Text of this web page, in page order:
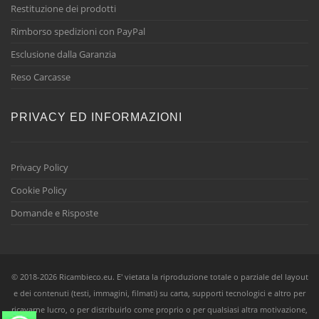
Restituzione dei prodotti
Rimborso spedizioni con PayPal
Esclusione dalla Garanzia
Reso Carcasse
PRIVACY ED INFORMAZIONI
Privacy Policy
Cookie Policy
Domande e Risposte
© 2018-2026 Ricambieco.eu. E' vietata la riproduzione totale o parziale del layout
e dei contenuti (testi, immagini, filmati) su carta, supporti tecnologici e altro per
ricavarne lucro, o per distribuirlo come proprio o per qualsiasi altra motivazione,